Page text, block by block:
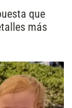
que
más